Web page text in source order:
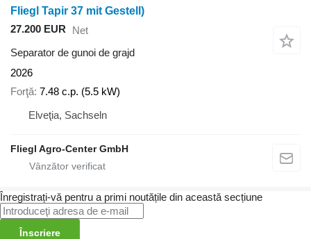
Fliegl Tapir 37 mit Gestell)
27.200 EUR
Net
Separator de gunoi de grajd
2026
Forţă 7.48 c.p. (5.5 kW)
Elveţia, Sachseln
Fliegl Agro-Center GmbH
Înregistrați-vă pentru a primi noutățile din această secțiune
Înscriere